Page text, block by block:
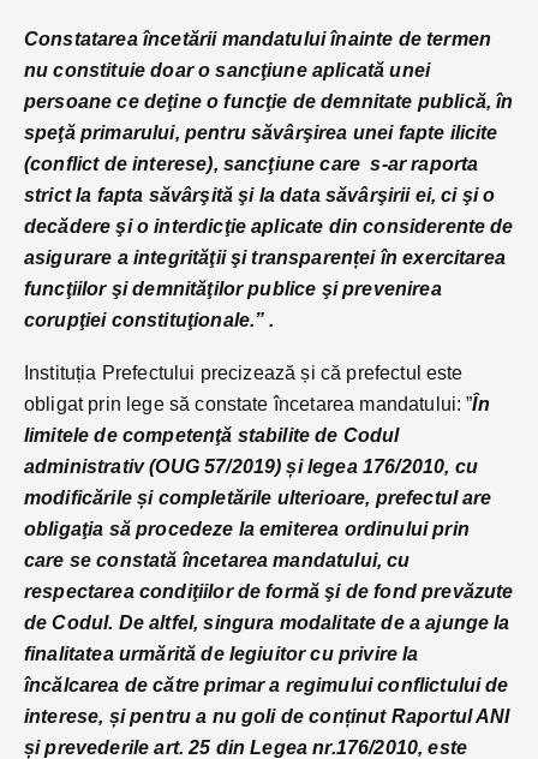
Constatarea încetării mandatului înainte de termen
nu constituie doar o sancţiune aplicată unei
persoane ce deţine o funcţie de demnitate publică, în
speţă primarului, pentru săvârşirea unei fapte ilicite
(conflict de interese), sancţiune care s-ar raporta
strict la fapta săvârşită şi la data săvârşirii ei, ci şi o
decădere şi o interdicţie aplicate din considerente de
asigurare a integrităţii şi transparenței în exercitarea
funcţiilor şi demnităţilor publice şi prevenirea
corupţiei constituţionale.” .
Instituția Prefectului precizează și că prefectul este
obligat prin lege să constate încetarea mandatului: ”În
limitele de competenţă stabilite de Codul
administrativ (OUG 57/2019) și legea 176/2010, cu
modificările și completările ulterioare, prefectul are
obligaţia să procedeze la emiterea ordinului prin
care se constată încetarea mandatului, cu
respectarea condiţiilor de formă şi de fond prevăzute
de Codul. De altfel, singura modalitate de a ajunge la
finalitatea urmărită de legiuitor cu privire la
încălcarea de către primar a regimului conflictului de
interese, și pentru a nu goli de conținut Raportul ANI
și prevederile art. 25 din Legea nr.176/2010, este